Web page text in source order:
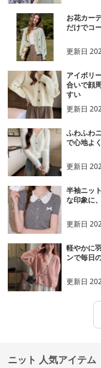
お花カー
だけでコ
更新日
アイボリ
合いで顔
すい
更新日
ふわふわ
で心地よ
更新日
半袖ニッ
な印象に
更新日
軽やかに
ンで毎日
更新日
ニット 人気アイテム